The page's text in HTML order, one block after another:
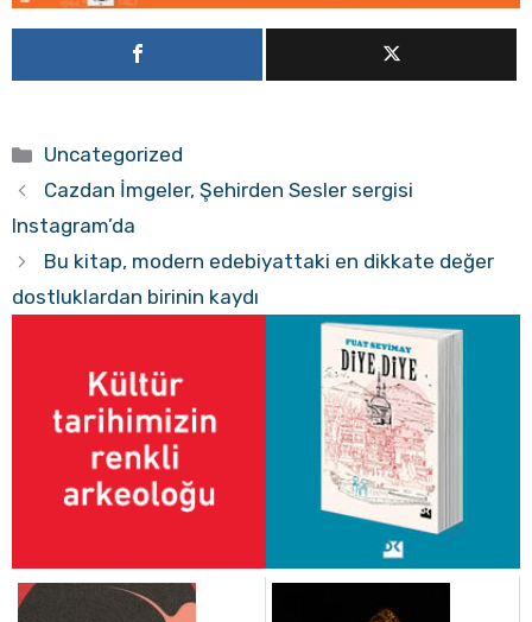
Kategoriler
Uncategorized
Cazdan İmgeler, Şehirden Sesler sergisi
Instagram’da
Bu kitap, modern edebiyattaki en dikkate değer
dostluklardan birinin kaydı